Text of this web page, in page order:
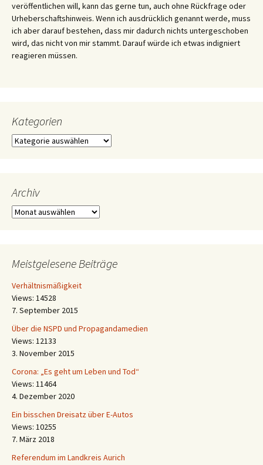
veröffentlichen will, kann das gerne tun, auch ohne Rückfrage oder
Urheberschaftshinweis. Wenn ich ausdrücklich genannt werde, muss
ich aber darauf bestehen, dass mir dadurch nichts untergeschoben
wird, das nicht von mir stammt. Darauf würde ich etwas indigniert
reagieren müssen.
Kategorien
Kategorien
Archiv
Archiv
Meistgelesene Beiträge
Verhältnismäßigkeit
Views: 14528
7. September 2015
Über die NSPD und Propagandamedien
Views: 12133
3. November 2015
Corona: „Es geht um Leben und Tod“
Views: 11464
4. Dezember 2020
Ein bisschen Dreisatz über E-Autos
Views: 10255
7. März 2018
Referendum im Landkreis Aurich